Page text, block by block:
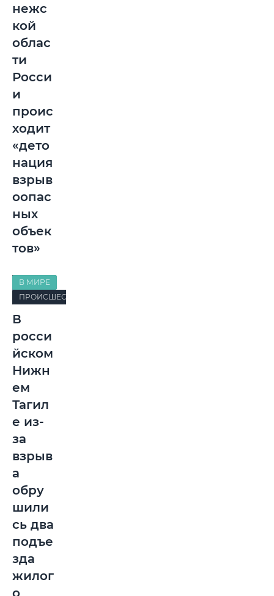
нежс
кой
облас
ти
Росси
и
проис
ходит
«дето
нация
взрыв
оопас
ных
объек
тов»
В МИРЕ
ПРОИСШЕСТВИЯ
В
росси
йском
Нижн
ем
Тагил
е из-
за
взрыв
а
обру
шили
сь два
подъе
зда
жилог
о